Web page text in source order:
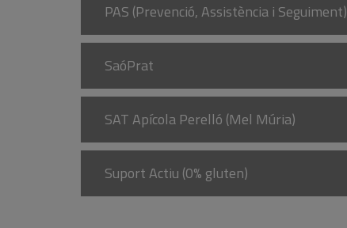
PAS (Prevenció, Assistència i Seguiment)
SaóPrat
SAT Apícola Perelló (Mel Múria)
Suport Actiu (0% gluten)